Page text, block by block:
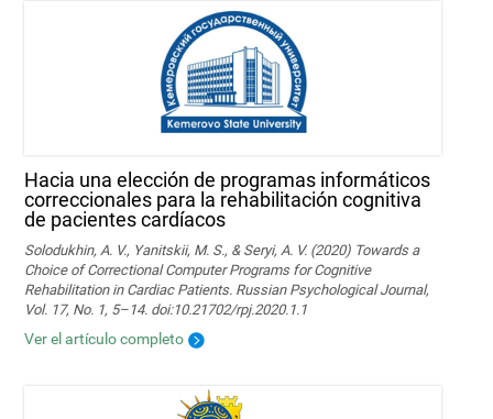
Hacia una elección de programas informáticos
correccionales para la rehabilitación cognitiva
de pacientes cardíacos
Solodukhin, A. V., Yanitskii, M. S., & Seryi, A. V. (2020) Towards a
Choice of Correctional Computer Programs for Cognitive
Rehabilitation in Cardiac Patients. Russian Psychological Journal,
Vol. 17, No. 1, 5–14. doi:10.21702/rpj.2020.1.1
Ver el artículo completo